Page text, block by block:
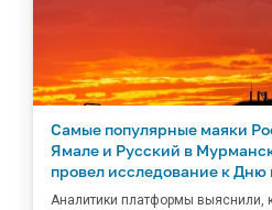
Самые популярные маяки
Ямале и Русский в
провел исследование к Дню
Аналитики платформы выяснили,